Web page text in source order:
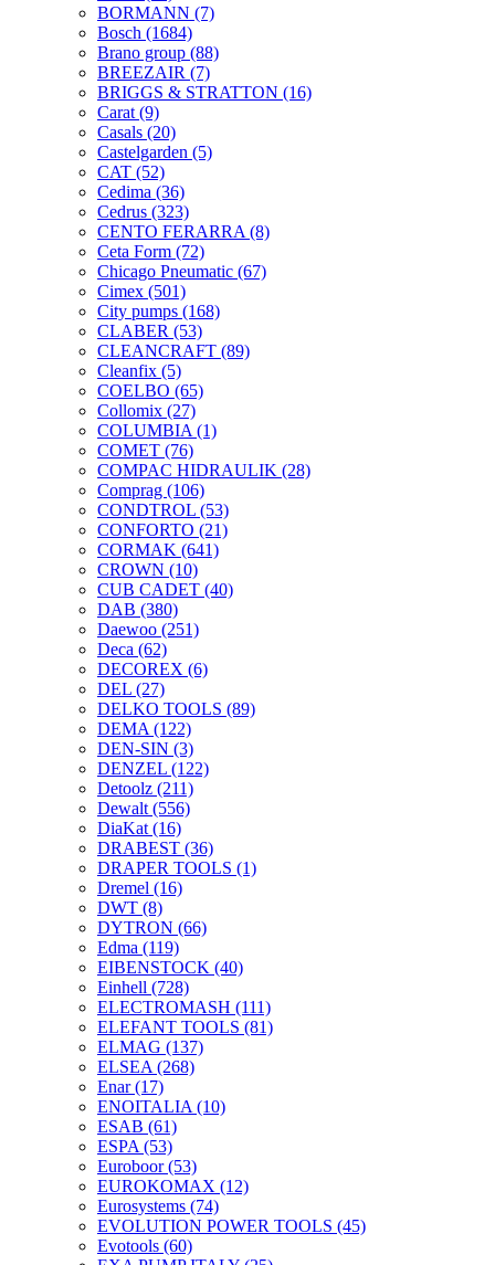
BORMANN (7)
Bosch (1684)
Brano group (88)
BREEZAIR (7)
BRIGGS & STRATTON (16)
Carat (9)
Casals (20)
Castelgarden (5)
CAT (52)
Cedima (36)
Cedrus (323)
CENTO FERARRA (8)
Ceta Form (72)
Chicago Pneumatic (67)
Cimex (501)
City pumps (168)
CLABER (53)
CLEANCRAFT (89)
Cleanfix (5)
COELBO (65)
Collomix (27)
COLUMBIA (1)
COMET (76)
COMPAC HIDRAULIK (28)
Comprag (106)
CONDTROL (53)
CONFORTO (21)
CORMAK (641)
CROWN (10)
CUB CADET (40)
DAB (380)
Daewoo (251)
Deca (62)
DECOREX (6)
DEL (27)
DELKO TOOLS (89)
DEMA (122)
DEN-SIN (3)
DENZEL (122)
Detoolz (211)
Dewalt (556)
DiaKat (16)
DRABEST (36)
DRAPER TOOLS (1)
Dremel (16)
DWT (8)
DYTRON (66)
Edma (119)
EIBENSTOCK (40)
Einhell (728)
ELECTROMASH (111)
ELEFANT TOOLS (81)
ELMAG (137)
ELSEA (268)
Enar(17)
ENOITALIA (10)
ESAB (61)
ESPA (53)
Euroboor(53)
EUROKOMAX (12)
Eurosystems (74)
EVOLUTION POWER TOOLS (45)
Evotools (60)